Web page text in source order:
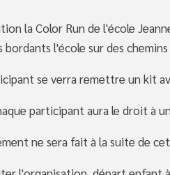
la Color Run de l'école
l'école sur des
se verra remettre un kit
participant aura le droit à
ne sera fait à la suite de